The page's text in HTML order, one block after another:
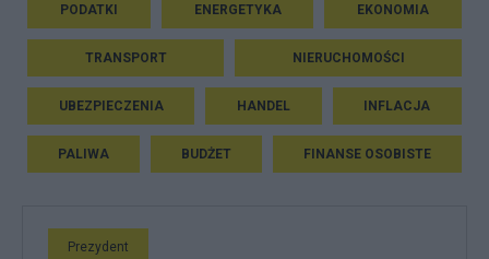
PODATKI ENERGETYKA EKONOMIA
TRANSPORT NIERUCHOMOŚCI
UBEZPIECZENIA HANDEL INFLACJA
PALIWA BUDŻET FINANSE OSOBISTE
Prezydent